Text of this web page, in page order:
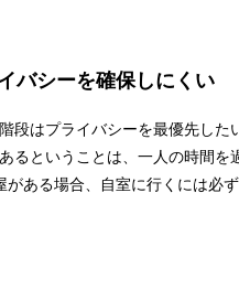
バシーを確保しにくい
段はプライバシーを最優先し
るということは、一人の時間を
がある場合、自室に行くには必